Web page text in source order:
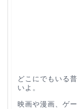
どこにでもいる
いよ。
映画や漫画、ゲ